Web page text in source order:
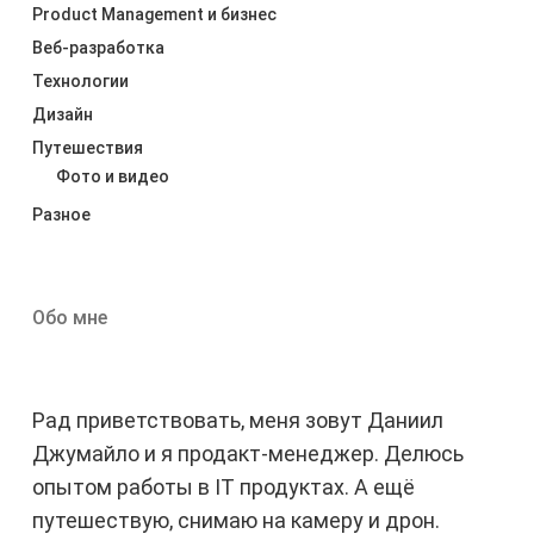
Product Management и бизнес
Веб-разработка
Технологии
Дизайн
Путешествия
Фото и видео
Разное
Обо мне
Рад приветствовать, меня зовут Даниил
Джумайло и я продакт-менеджер. Делюсь
опытом работы в IT продуктах. А ещё
путешествую, снимаю на камеру и дрон.